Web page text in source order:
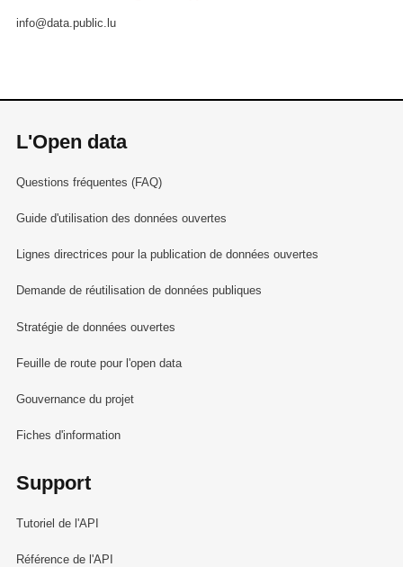
info@data.public.lu
L'Open data
Questions fréquentes (FAQ)
Guide d'utilisation des données ouvertes
Lignes directrices pour la publication de données ouvertes
Demande de réutilisation de données publiques
Stratégie de données ouvertes
Feuille de route pour l'open data
Gouvernance du projet
Fiches d'information
Support
Tutoriel de l'API
Référence de l'API